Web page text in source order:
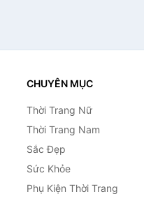
CHUYÊN MỤC
Thời Trang Nữ
Thời Trang Nam
Sắc Đẹp
Sức Khỏe
Phụ Kiện Thời Trang